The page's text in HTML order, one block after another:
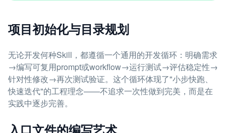
项目初始化与目录规划
无论开发何种Skill，都遵循一个通用的开发循环：明确需求
→编写可复用prompt或workflow→运行测试→评估稳定性→
针对性修改→再次测试验证。这个循环体现了"小步快跑、
快速迭代"的工程理念——不追求一次性做到完美，而是在
实践中逐步完善。
入口文件的编写艺术